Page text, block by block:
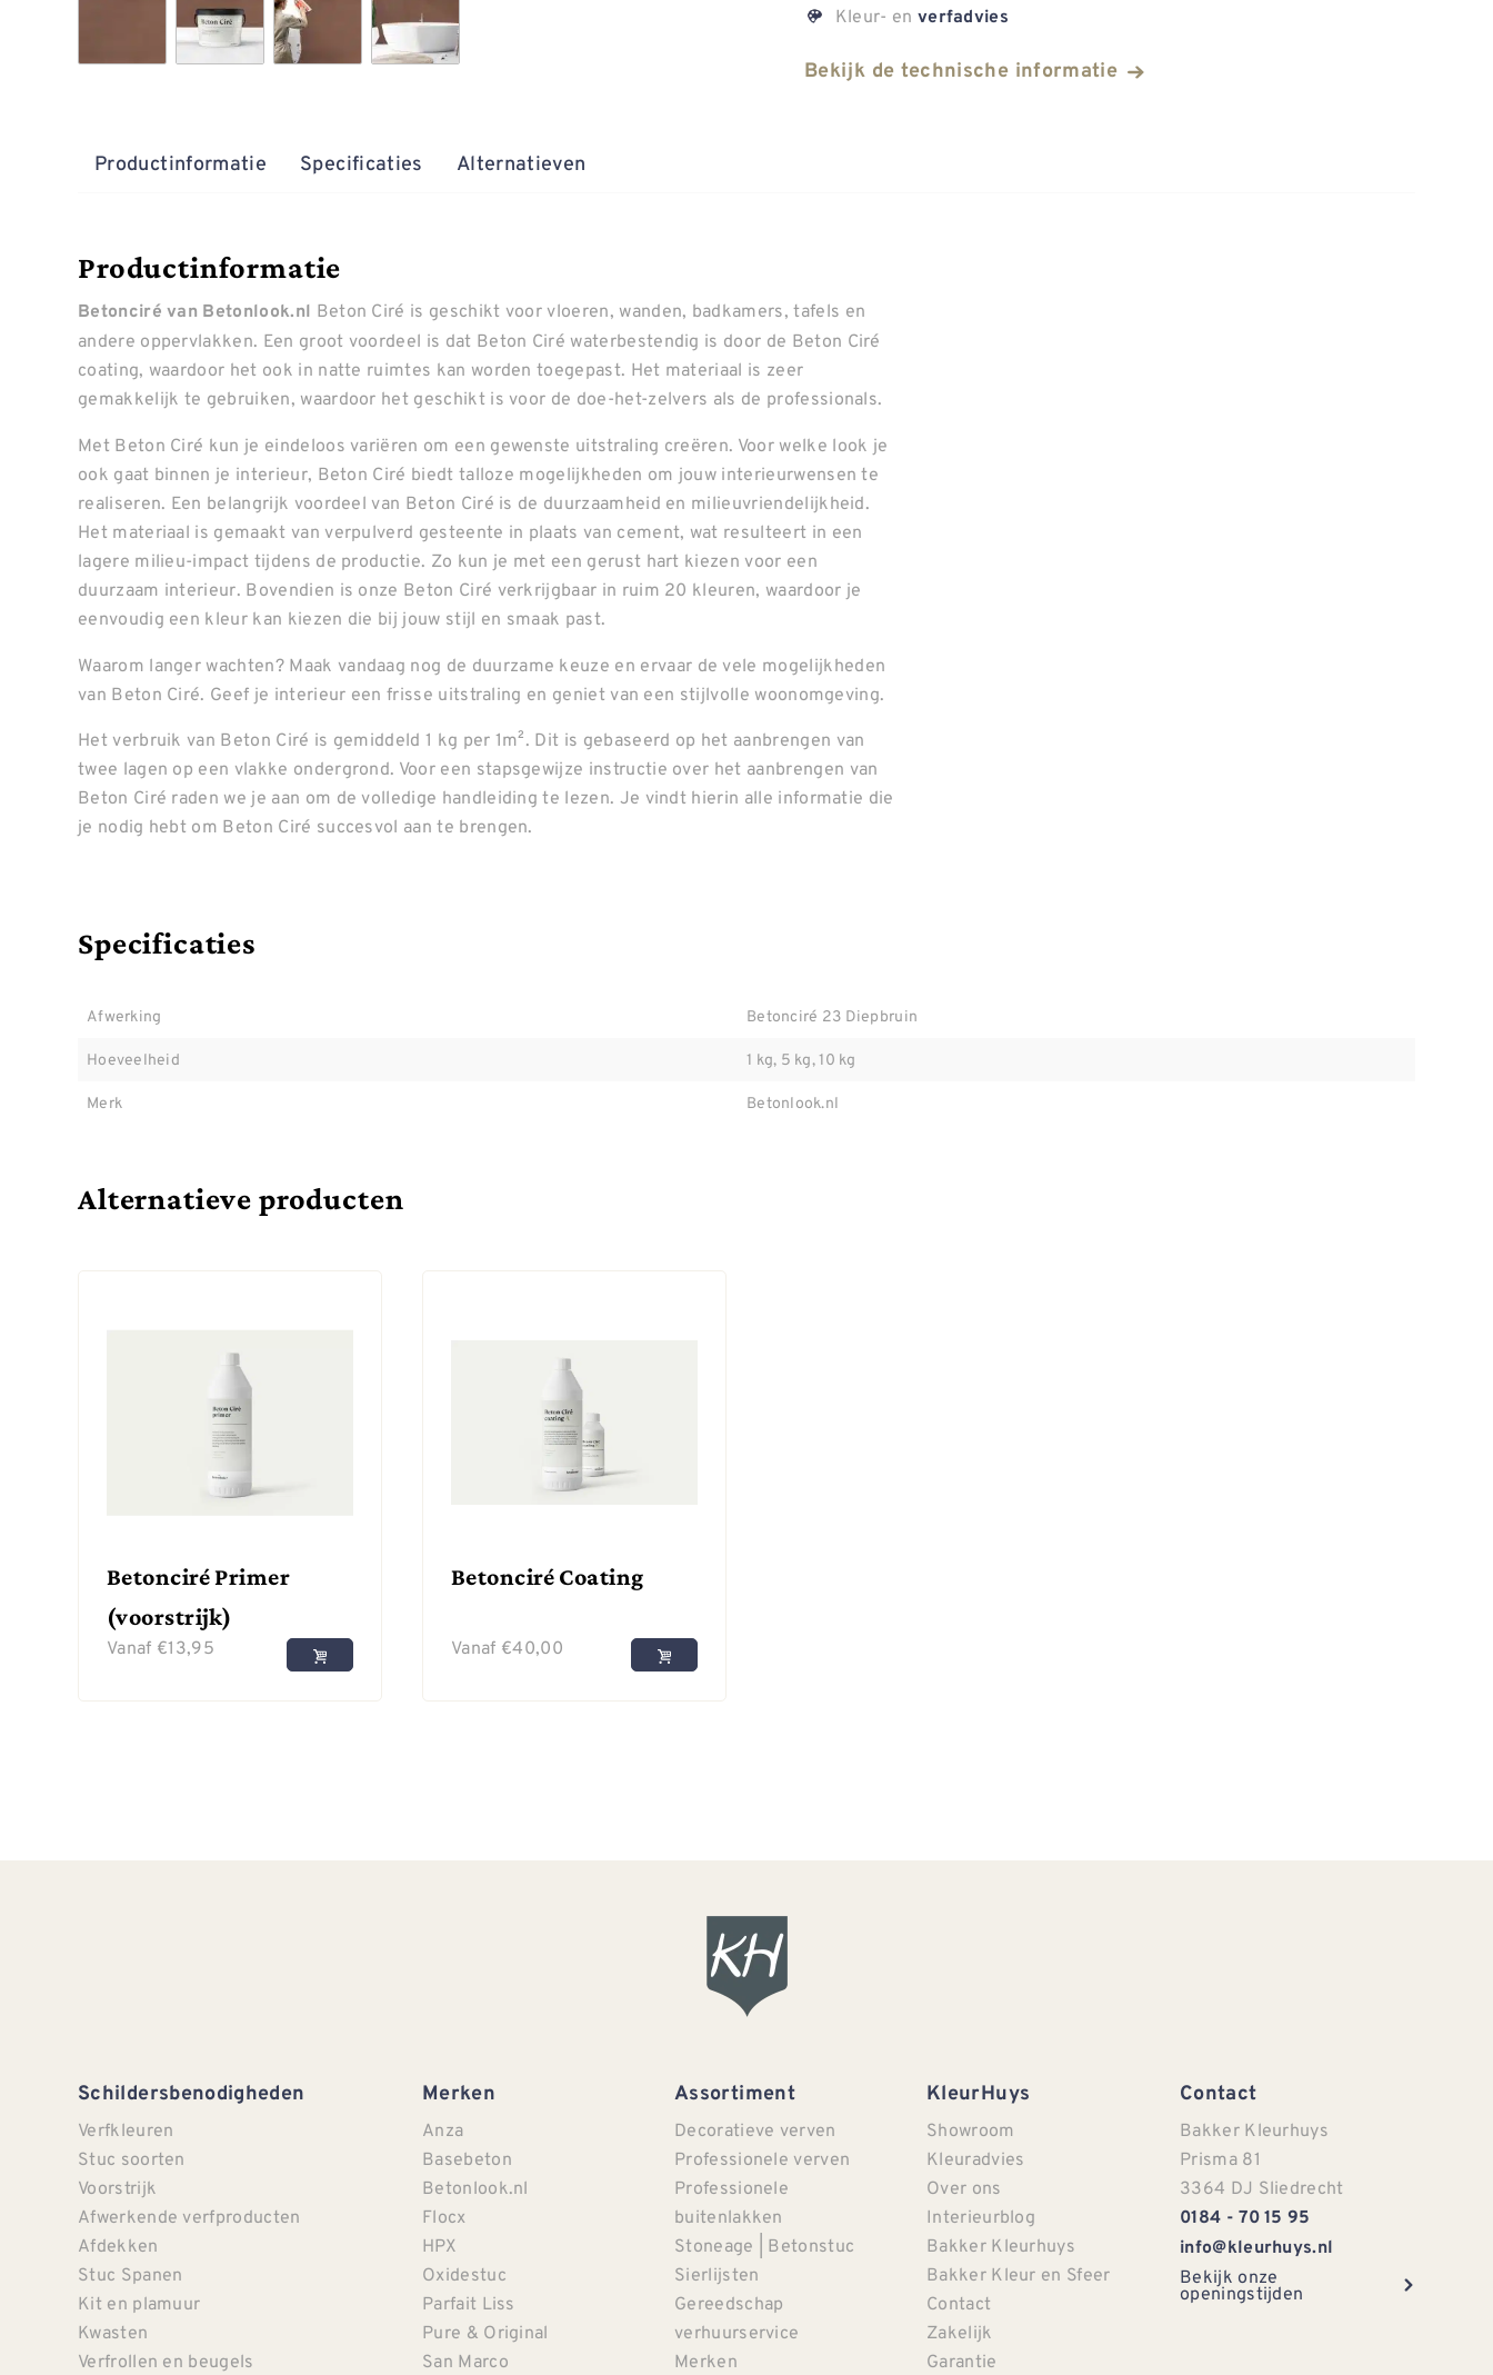
Kleur- en verfadvies
Bekijk de technische informatie
Productinformatie Specificaties Alternatieven
Productinformatie
Betonciré van Betonlook.nl Beton Ciré is geschikt voor vloeren, wanden, badkamers, tafels en
andere oppervlakken. Een groot voordeel is dat Beton Ciré waterbestendig is door de Beton Ciré
coating, waardoor het ook in natte ruimtes kan worden toegepast. Het materiaal is zeer
gemakkelijk te gebruiken, waardoor het geschikt is voor de doe-het-zelvers als de professionals.
Met Beton Ciré kun je eindeloos variëren om een gewenste uitstraling creëren. Voor welke look je
ook gaat binnen je interieur, Beton Ciré biedt talloze mogelijkheden om jouw interieurwensen te
realiseren. Een belangrijk voordeel van Beton Ciré is de duurzaamheid en milieuvriendelijkheid.
Het materiaal is gemaakt van verpulverd gesteente in plaats van cement, wat resulteert in een
lagere milieu-impact tijdens de productie. Zo kun je met een gerust hart kiezen voor een
duurzaam interieur. Bovendien is onze Beton Ciré verkrijgbaar in ruim 20 kleuren, waardoor je
eenvoudig een kleur kan kiezen die bij jouw stijl en smaak past.
Waarom langer wachten? Maak vandaag nog de duurzame keuze en ervaar de vele mogelijkheden
van Beton Ciré. Geef je interieur een frisse uitstraling en geniet van een stijlvolle woonomgeving.
Het verbruik van Beton Ciré is gemiddeld 1 kg per 1m². Dit is gebaseerd op het aanbrengen van
twee lagen op een vlakke ondergrond. Voor een stapsgewijze instructie over het aanbrengen van
Beton Ciré raden we je aan om de volledige handleiding te lezen. Je vindt hierin alle informatie die
je nodig hebt om Beton Ciré succesvol aan te brengen.
Specificaties
Afwerking
Betonciré 23 Diepbruin
Hoeveelheid
1 kg, 5 kg, 10 kg
Merk
Betonlook.nl
Alternatieve producten
Betonciré Primer
(voorstrijk)
Vanaf €13,95
Betonciré Coating
Vanaf €40,00
Schildersbenodigheden
Verfkleuren
Stuc soorten
Voorstrijk
Afwerkende verfproducten
Afdekken
Stuc Spanen
Kit en plamuur
Kwasten
Verfrollen en beugels
Merken
Anza
Basebeton
Betonlook.nl
Flocx
HPX
Oxidestuc
Parfait Liss
Pure & Original
San Marco
Assortiment
Decoratieve verven
Professionele verven
Professionele
buitenlakken
Stoneage | Betonstuc
Sierlijsten
Gereedschap
verhuurservice
Merken
KleurHuys
Showroom
Kleuradvies
Over ons
Interieurblog
Bakker Kleurhuys
Bakker Kleur en Sfeer
Contact
Zakelijk
Garantie
Contact
Bakker Kleurhuys
Prisma 81
3364 DJ Sliedrecht
0184 - 70 15 95
info@kleurhuys.nl
Bekijk onze
openingstijden